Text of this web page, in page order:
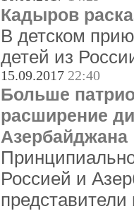
Кадыров
В детском
детей из
15.09.2017 22:40
Больше
расширение
Азербайджана
Россией и
представители